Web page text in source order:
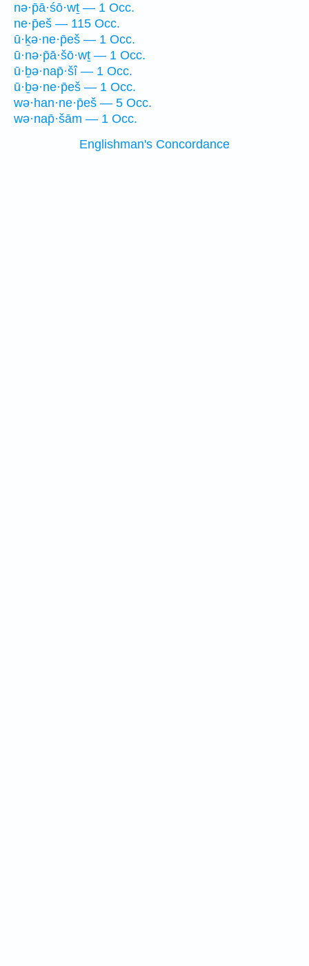
nə·p̄ā·śō·wṯ — 1 Occ.
ne·p̄eš — 115 Occ.
ū·ḵə·ne·p̄eš — 1 Occ.
ū·nə·p̄ā·šō·wṯ — 1 Occ.
ū·ḇə·nap̄·šî — 1 Occ.
ū·ḇə·ne·p̄eš — 1 Occ.
wə·han·ne·p̄eš — 5 Occ.
wə·nap̄·šām — 1 Occ.
Englishman's Concordance